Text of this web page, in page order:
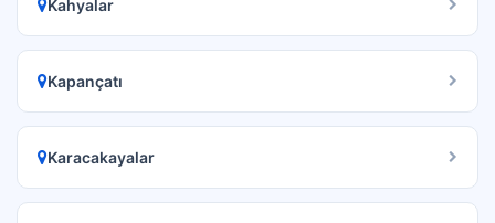
Kahyalar
Kapançatı
Karacakayalar